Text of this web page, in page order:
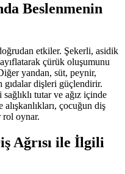
Beslenmenin
etkiler. Şekerli, asidik
çürük oluşumunu
yandan, süt, peynir,
gıdalar dişleri güçlendirir.
tutar ve ağız içinde
çocuğun diş
rol oynar.
Ağrısı ile İlgili